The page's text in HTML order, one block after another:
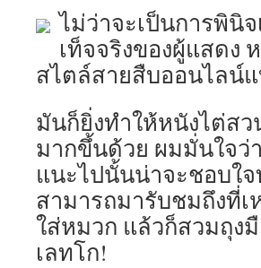
ไม่ว่าจะเป็นการพินิ
เท็จจริงของผู้แสดง
สไตล์สายสืบออนไลน์แ
มันก็ยิ่งทำให้หนังไต่ส
มากขึ้นด้วย ผมมั่นใจว่
แนะไปนั้นน่าจะชอบใ
สามารถมารับชมถึงที่
ใส่หมวก แล้วก็สวมถุง
เลทโก!